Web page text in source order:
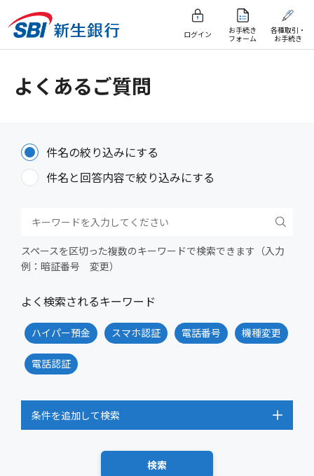
ログイン
お手続き
フォーム
各種取引・
お手続き
よくあるご質問
件名の絞り込みにする
件名と回答内容で絞り込みにする
スペースを区切った複数のキーワードで検索できます（入力
例：暗証番号 変更）
よく検索されるキーワード
ハイパー預金 スマホ認証 電話番号 機種変更
電話認証
条件を追加して検索